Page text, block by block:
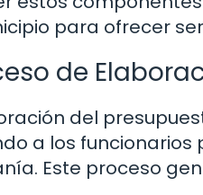
para ofrecer
de
del
a los funcionarios
Este proceso